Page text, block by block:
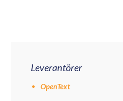
Leverantörer
OpenText